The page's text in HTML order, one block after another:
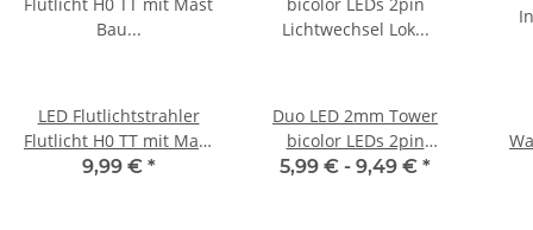
LED Flutlichtstrahler
Flutlicht H0 TT mit Mast
Bau Fassadenstrahler 5
9,99 € *
Duo LED 2mm Tower
bicolor LEDs 2pin
Lichtwechsel Lok
5,99 € - 9,49 € *